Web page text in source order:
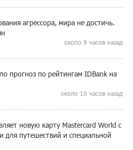
агрессора, мира не достичь.
около 9 часов назад
прогноз по рейтингам IDBank на
около 10 часов назад
новую карту Mastercard World с
для путешествий и специальной